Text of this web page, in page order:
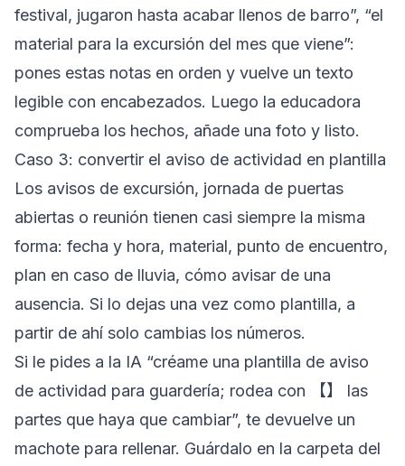
festival, jugaron hasta acabar llenos de barro”, “el
material para la excursión del mes que viene”:
pones estas notas en orden y vuelve un texto
legible con encabezados. Luego la educadora
comprueba los hechos, añade una foto y listo.
Caso 3: convertir el aviso de actividad en plantilla
Los avisos de excursión, jornada de puertas
abiertas o reunión tienen casi siempre la misma
forma: fecha y hora, material, punto de encuentro,
plan en caso de lluvia, cómo avisar de una
ausencia. Si lo dejas una vez como plantilla, a
partir de ahí solo cambias los números.
Si le pides a la IA “créame una plantilla de aviso
de actividad para guardería; rodea con 【】 las
partes que haya que cambiar”, te devuelve un
machote para rellenar. Guárdalo en la carpeta del